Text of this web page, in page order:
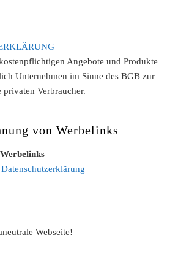
Angebote und Produkte
Unternehmen im Sinne des BGB zur
Verbraucher.
von Werbelinks
Datenschutzerklärung
Webseite!